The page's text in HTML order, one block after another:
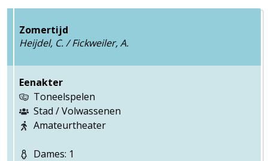
Zomertijd
Heijdel, C. / Fickweiler, A.
Eenakter
Toneelspelen
Stad / Volwassenen
Amateurtheater
Dames: 1